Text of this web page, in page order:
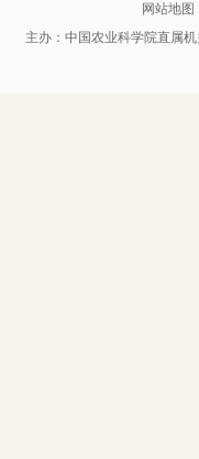
网站地图
主办：中国农业科学院直属